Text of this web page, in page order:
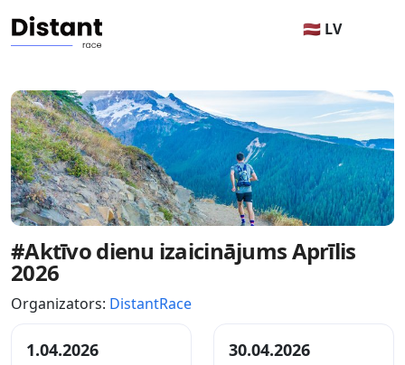
🇱🇻 LV
#Aktīvo dienu izaicinājums Aprīlis
2026
Organizators: DistantRace
1.04.2026 30.04.2026